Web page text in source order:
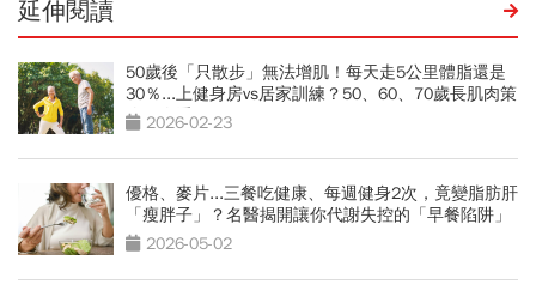
延伸閱讀
50歲後「只散步」無法增肌！每天走5公里體脂還是
30％...上健身房vs居家訓練？50、60、70歲長肌肉策
略一次看
2026-02-23
優格、麥片...三餐吃健康、每週健身2次，竟變脂肪肝
「瘦胖子」？名醫揭開讓你代謝失控的「早餐陷阱」
2026-05-02